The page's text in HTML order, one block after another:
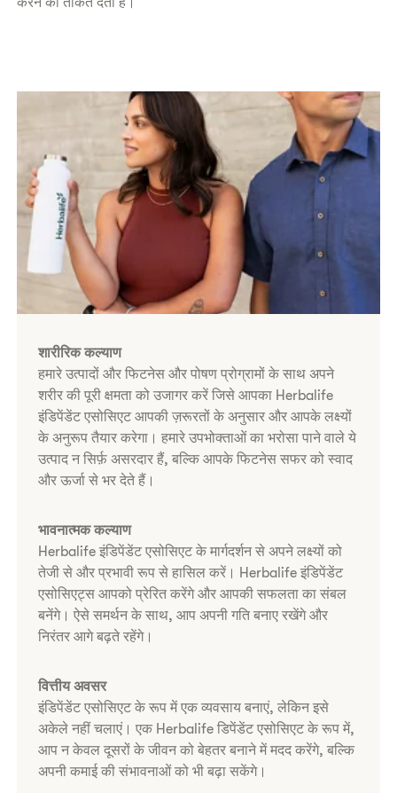
शारीरिक कल्याण
हमारे उत्पादों और फिटनेस और पोषण प्रोग्रामों के साथ अपने
शरीर की पूरी क्षमता को उजागर करें जिसे आपका Herbalife
इंडिपेंडेंट एसोसिएट आपकी ज़रूरतों के अनुसार और आपके लक्ष्यों
के अनुरूप तैयार करेगा। हमारे उपभोक्ताओं का भरोसा पाने वाले ये
उत्पाद न सिर्फ़ असरदार हैं, बल्कि आपके फिटनेस सफर को स्वाद
और ऊर्जा से भर देते हैं।
भावनात्मक कल्याण
Herbalife इंडिपेंडेंट एसोसिएट के मार्गदर्शन से अपने लक्ष्यों को
तेजी से और प्रभावी रूप से हासिल करें। Herbalife इंडिपेंडेंट
एसोसिएट्स आपको प्रेरित करेंगे और आपकी सफलता का संबल
बनेंगे। ऐसे समर्थन के साथ, आप अपनी गति बनाए रखेंगे और
निरंतर आगे बढ़ते रहेंगे।
वित्तीय अवसर
इंडिपेंडेंट एसोसिएट के रूप में एक व्यवसाय बनाएं, लेकिन इसे
अकेले नहीं चलाएं। एक Herbalife डिपेंडेंट एसोसिएट के रूप में,
आप न केवल दूसरों के जीवन को बेहतर बनाने में मदद करेंगे, बल्कि
अपनी कमाई की संभावनाओं को भी बढ़ा सकेंगे।